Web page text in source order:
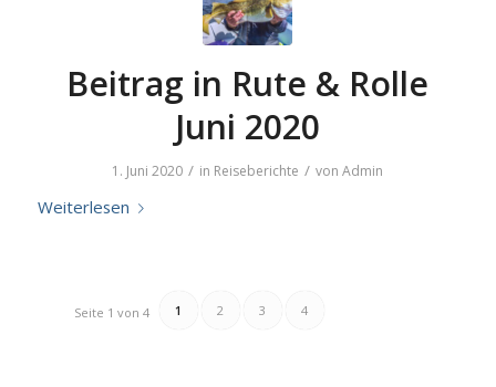
Beitrag in Rute & Rolle
Juni 2020
1. Juni 2020 / in Reiseberichte / vonAdmin
Weiterlesen
Seite 1 von 4 1 2 3 4